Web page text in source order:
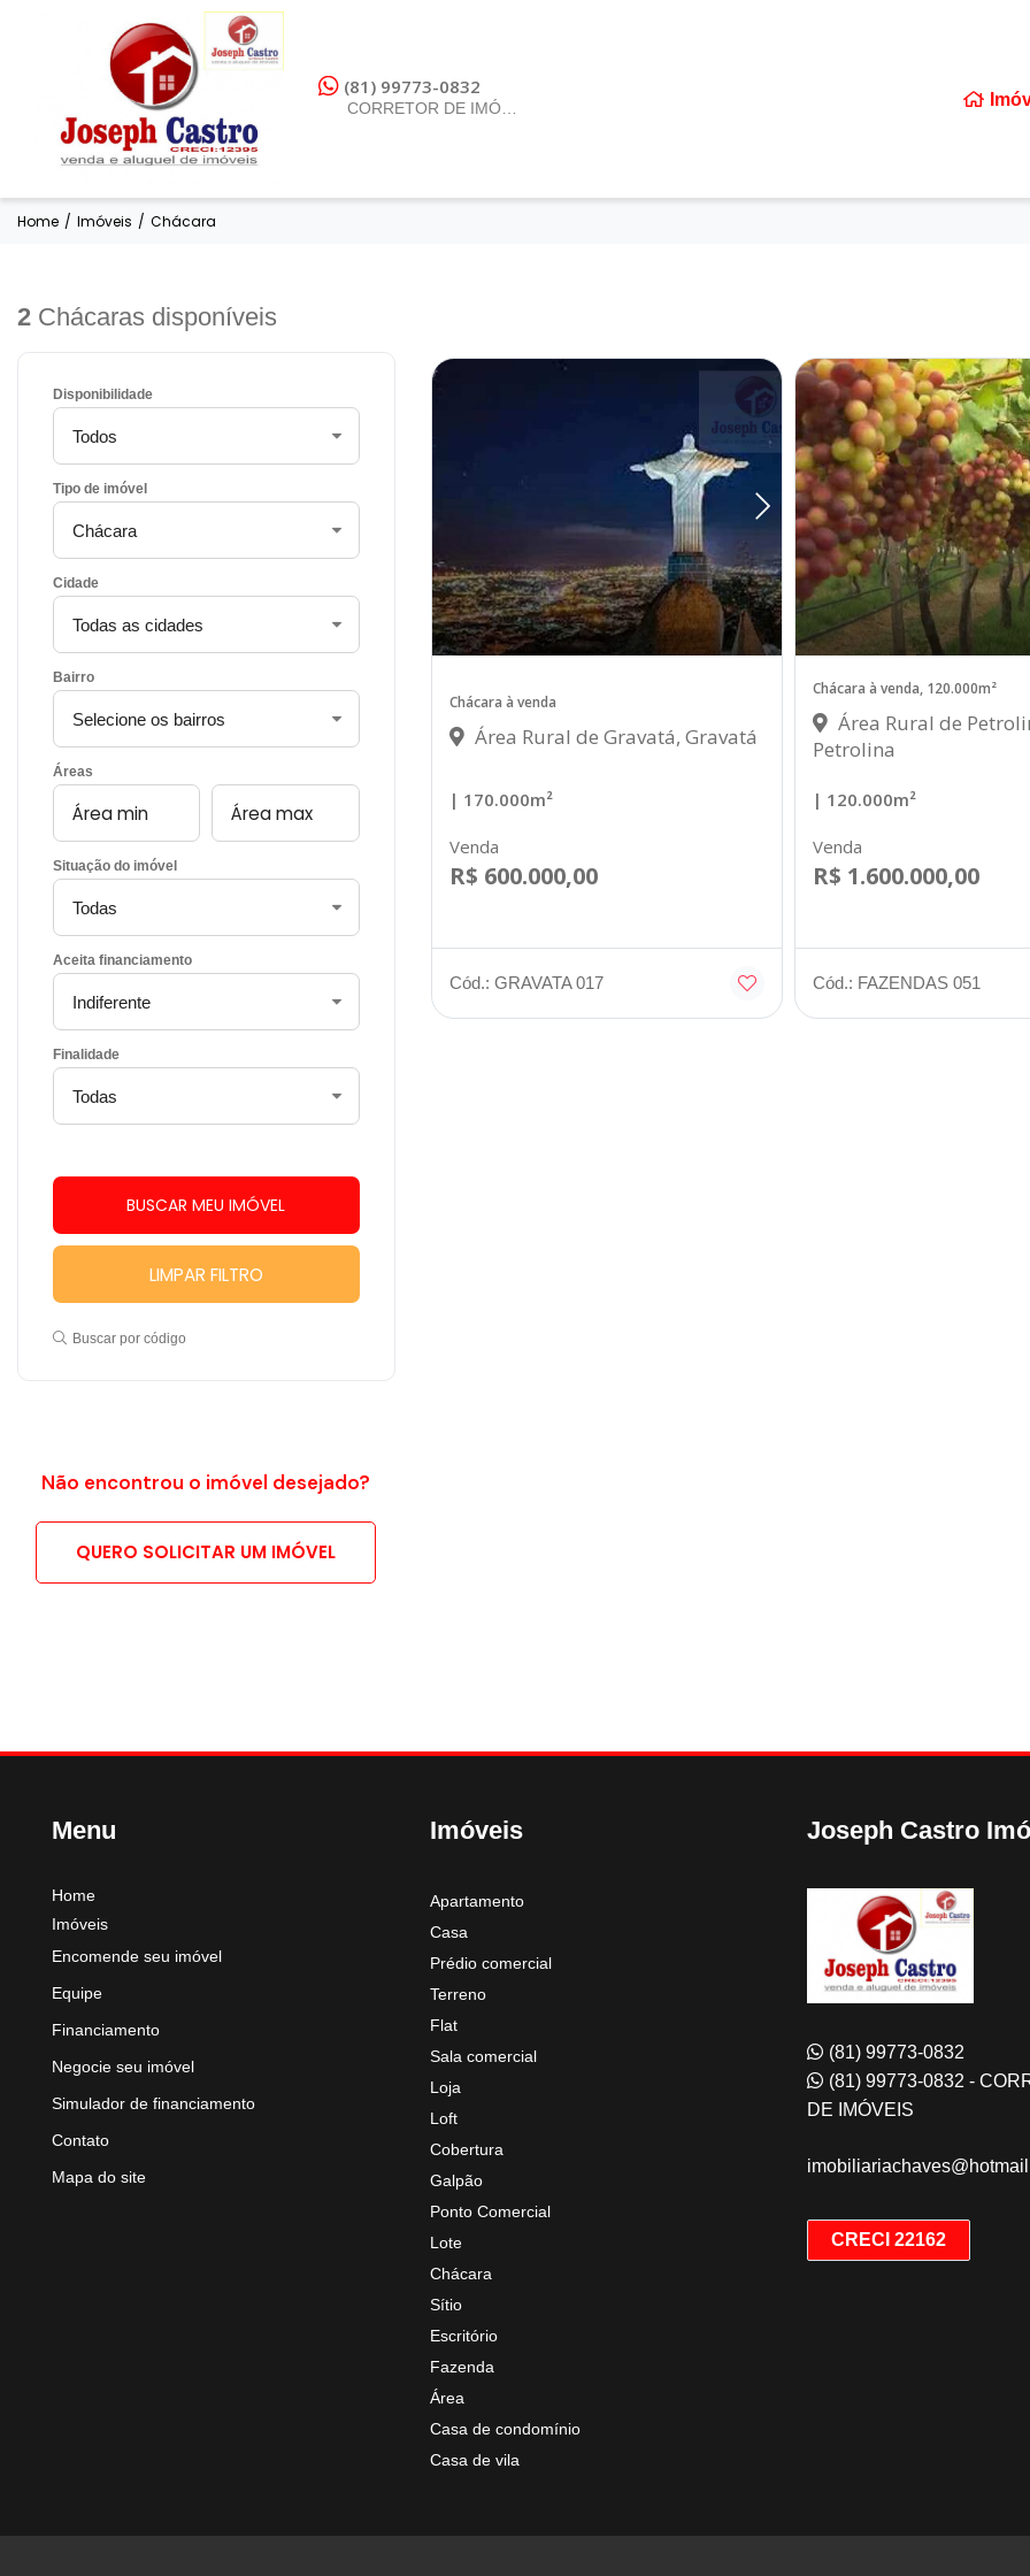
(81) 99773-0832
Home / Imóveis / Chácara
2 Chácaras disponíveis
Disponibilidade
Tipo de imóvel
Cidade
Bairro
Áreas
Situação do imóvel
Aceita financiamento
Finalidade
LIMPAR FILTRO
Buscar por código
Não encontrou o imóvel desejado?
QUERO SOLICITAR UM IMÓVEL
Chácara à venda
Área Rural de Gravatá, Gravatá
| 170.000m²
Venda
R$ 600.000,00
Cód.: GRAVATA 017
Chácara à venda, 120.000m²
Área Rural de
Petrolina
| 120.000m²
Venda
R$ 1.600.000,00
Cód.: FAZENDAS 051
Menu
Home
Imóveis
Encomende seu imóvel
Equipe
Financiamento
Negocie seu imóvel
Simulador de financiamento
Contato
Mapa do site
Imóveis
Apartamento
Casa
Prédio comercial
Terreno
Flat
Sala comercial
Loja
Loft
Cobertura
Galpão
Ponto Comercial
Lote
Chácara
Sítio
Escritório
Fazenda
Área
Casa de condomínio
Casa de vila
Joseph Castro
(81) 99773-0832
(81) 99773-0832 -
DE IMÓVEIS
CRECI 22162